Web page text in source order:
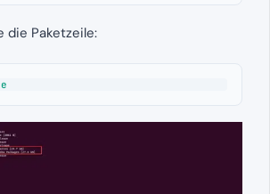
die Paketzeile: